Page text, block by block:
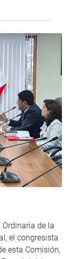
de la
el congresista
esta Comisión,